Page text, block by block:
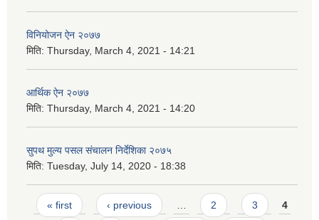
विनियोजन ऐन २०७७
मिति: Thursday, March 4, 2021 - 14:21
आर्थिक ऐन २०७७
मिति: Thursday, March 4, 2021 - 14:20
सुपथ मुल्य पसल संचालन निर्देशिका २०७५
मिति: Tuesday, July 14, 2020 - 18:38
Pages
« first ‹ previous 2 3 4